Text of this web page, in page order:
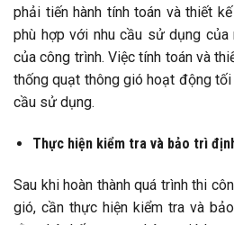
phải tiến hành tính toán và thiết
phù hợp với nhu cầu sử dụng
của công trình. Việc tính toán và
thống quạt thông gió hoạt động
cầu sử dụng.
Thực hiện kiểm tra và bảo trì
Sau khi hoàn thành quá trình thi
gió, cần thực hiện kiểm tra và